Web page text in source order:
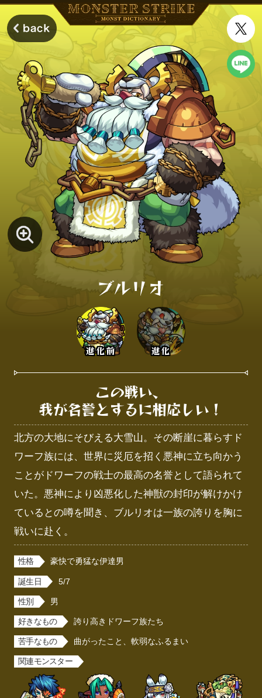
ブルリオ
進化前 進化
この戦い、
我が名誉とするに相応しい！
北方の大地にそびえる大雪山。その断崖に暮らすド
ワーフ族には、世界に災厄を招く悪神に立ち向かう
ことがドワーフの戦士の最高の名誉として語られて
いた。悪神により凶悪化した神獣の封印が解けかけ
ているとの噂を聞き、ブルリオは一族の誇りを胸に
戦いに赴く。
性格 豪快で勇猛な伊達男
誕生日 5/7
性別 男
好きなもの 誇り高きドワーフ族たち
苦手なもの 曲がったこと、軟弱なふるまい
関連モンスター